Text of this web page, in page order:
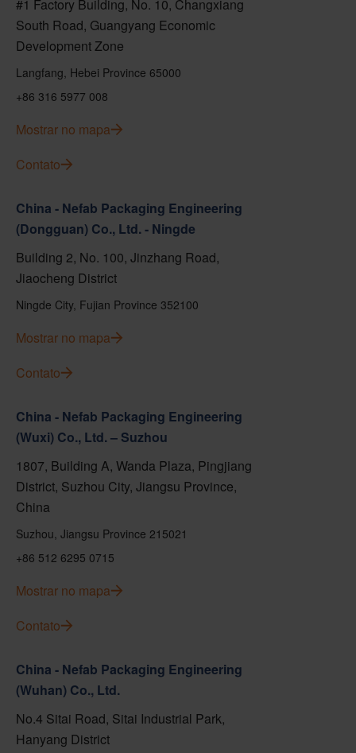
#1 Factory Building, No. 10, Changxiang
South Road, Guangyang Economic
Development Zone
Langfang, Hebei Province 65000
+86 316 5977 008
Mostrar no mapa
Contato
China - Nefab Packaging Engineering
(Dongguan) Co., Ltd. - Ningde
Building 2, No. 100, Jinzhang Road,
Jiaocheng District
Ningde City, Fujian Province 352100
Mostrar no mapa
Contato
China - Nefab Packaging Engineering
(Wuxi) Co., Ltd. – Suzhou
1807, Building A, Wanda Plaza, Pingjiang
District, Suzhou City, Jiangsu Province,
China
Suzhou, Jiangsu Province 215021
+86 512 6295 0715
Mostrar no mapa
Contato
China - Nefab Packaging Engineering
(Wuhan) Co., Ltd.
No.4 Sitai Road, Sitai Industrial Park,
Hanyang District